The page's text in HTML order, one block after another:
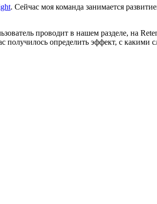
. Сейчас моя команда занимается
проводит в нашем разделе, на
получилось определить эффект, с